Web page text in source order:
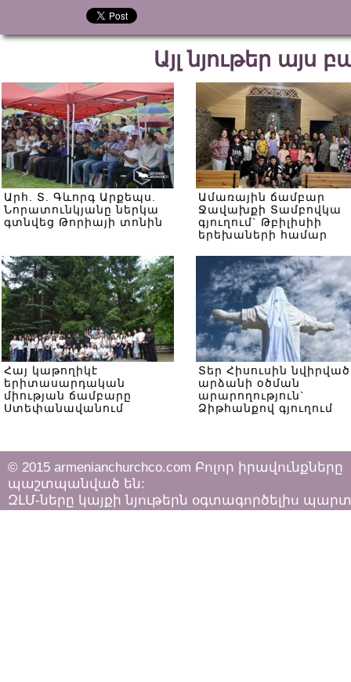
Այլ նյութեր այս
Արհ. Տ. Գևորգ Արքեպս.
Նորատունկյանը ներկա
գտնվեց Թորիայի տոնին
Ամառային ճամբար
Ջավախքի Տամբովկա
գյուղում` Թբիլիսիի
երեխաների համար
Հայ կաթողիկէ
երիտասարդական
միության ճամբարը
Ստեփանավանում
Տեր Հիսուսին նվիրված
արձանի օծման
արարողություն`
Ձիթհանքով գյուղում
© 2015 armenianchurchco.com Բոլոր իրավունքները
պաշտպանված են:
ԶԼՄ-ները կայքի նյութերն օգտագործելիս